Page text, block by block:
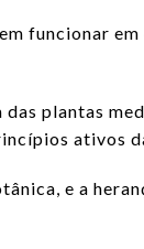
funcionar em
plantas
ativos
e a